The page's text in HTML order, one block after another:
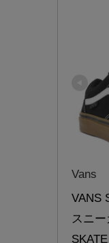
Vans
VANS
スニ